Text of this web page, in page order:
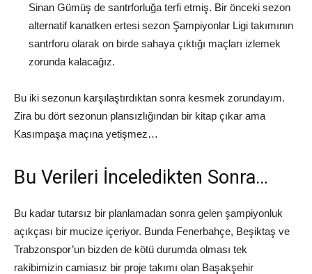
Sinan Gümüş de santrforluğa terfi etmiş. Bir önceki sezon
alternatif kanatken ertesi sezon Şampiyonlar Ligi takımının
santrforu olarak on birde sahaya çıktığı maçları izlemek
zorunda kalacağız.
Bu iki sezonun karşılaştırdıktan sonra kesmek zorundayım.
Zira bu dört sezonun plansızlığından bir kitap çıkar ama
Kasımpaşa maçına yetişmez…
Bu Verileri İnceledikten Sonra…
Bu kadar tutarsız bir planlamadan sonra gelen şampiyonluk
açıkçası bir mucize içeriyor. Bunda Fenerbahçe, Beşiktaş ve
Trabzonspor’un bizden de kötü durumda olması tek
rakibimizin camiasız bir proje takımı olan Başakşehir